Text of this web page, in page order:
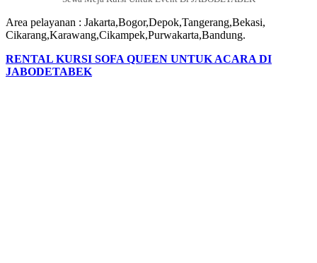
Area pelayanan : Jakarta,Bogor,Depok,Tangerang,Bekasi,
Cikarang,Karawang,Cikampek,Purwakarta,Bandung.
RENTAL KURSI SOFA QUEEN UNTUK ACARA DI
JABODETABEK